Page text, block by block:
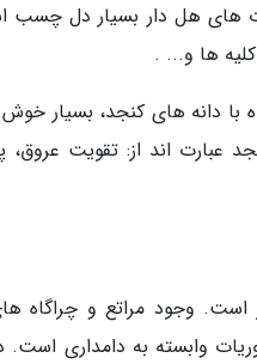
های هل دار بسیار دل
ها و... .
دانه های کنجد، بسیار
عبارت اند از: تقویت
است. وجود مراتع و چراگاه
وابسته به دامداری